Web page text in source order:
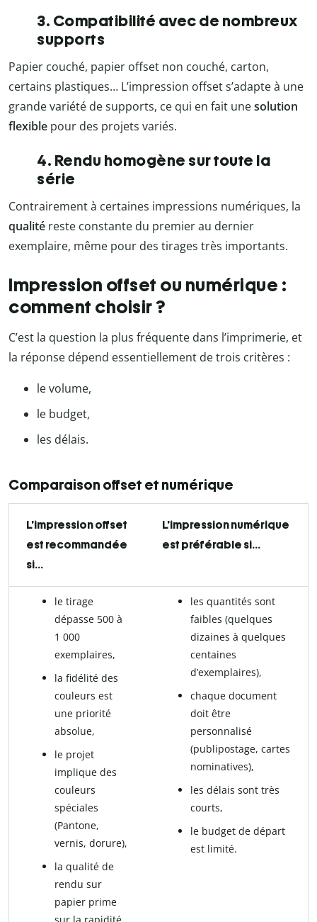
3. Compatibilité avec de nombreux
supports
Papier couché, papier offset non couché, carton,
certains plastiques… L’impression offset s’adapte à une
grande variété de supports, ce qui en fait unesolution
flexible pour des projets variés.
4. Rendu homogène sur toute la
série
Contrairement à certaines impressions numériques, la
qualité reste constante du premier au dernier
exemplaire, même pour des tirages très importants.
Impression offset ou numérique :
comment choisir ?
C’est la question la plus fréquente dans l’imprimerie, et
la réponse dépend essentiellement de trois critères :
le volume,
le budget,
les délais.
Comparaison offset et numérique
L’impression offset
est recommandée
si…
L’impression numérique
est préférable si…
le tirage
dépasse 500 à
1 000
exemplaires,
la fidélité des
couleurs est
une priorité
absolue,
le projet
implique des
couleurs
spéciales
(Pantone,
vernis, dorure),
la qualité de
rendu sur
papier prime
les quantités sont
faibles (quelques
dizaines à quelques
centaines
d’exemplaires),
chaque document
doit être
personnalisé
(publipostage, cartes
nominatives),
les délais sont très
courts,
le budget de départ
est limité.